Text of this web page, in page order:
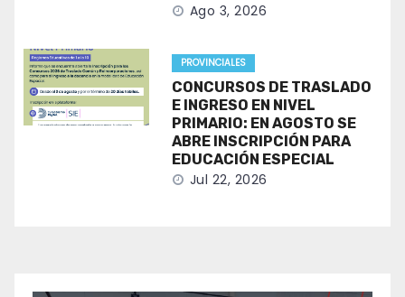
Ago 3, 2026
PROVINCIALES
CONCURSOS DE TRASLADO
E INGRESO EN NIVEL
PRIMARIO: EN AGOSTO SE
ABRE INSCRIPCIÓN PARA
EDUCACIÓN ESPECIAL
Jul 22, 2026